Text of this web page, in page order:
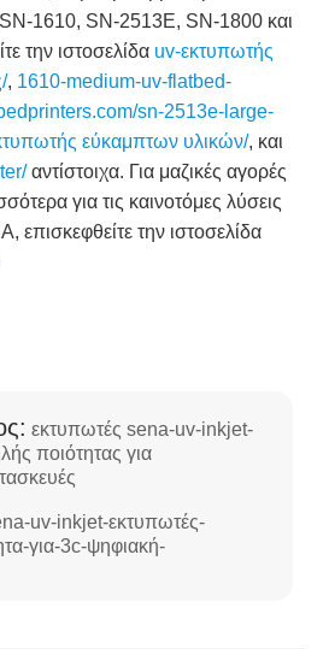
1610, SN-2513E, SN-1800 και
την ιστοσελίδα uv-εκτυπωτής
, 1610-medium-uv-flatbed-
sn-2513e-large-
εύκαμπτων υλικών/, και
αντίστοιχα. Για μαζικές αγορές
για τις καινοτόμες λύσεις
επισκεφθείτε την ιστοσελίδα
εκτυπωτές sena-uv-inkjet-
ποιότητας για
uv-inkjet-εκτυπωτές-
για-3c-ψηφιακή-